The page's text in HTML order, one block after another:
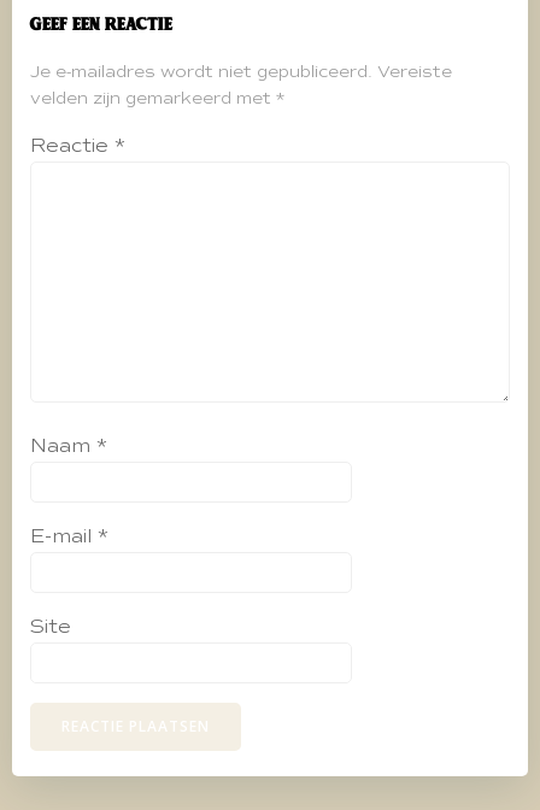
Geef een reactie
Je e-mailadres wordt niet gepubliceerd. Vereiste
velden zijn gemarkeerd met *
Reactie *
Naam *
E-mail *
Site